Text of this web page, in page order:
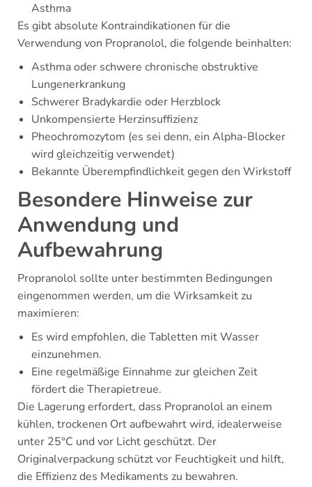
Asthma
Es gibt absolute Kontraindikationen für die
Verwendung von Propranolol, die folgende beinhalten:
Asthma oder schwere chronische obstruktive
Lungenerkrankung
Schwerer Bradykardie oder Herzblock
Unkompensierte Herzinsuffizienz
Pheochromozytom (es sei denn, ein Alpha-Blocker
wird gleichzeitig verwendet)
Bekannte Überempfindlichkeit gegen den Wirkstoff
Besondere Hinweise zur
Anwendung und
Aufbewahrung
Propranolol sollte unter bestimmten Bedingungen
eingenommen werden, um die Wirksamkeit zu
maximieren:
Es wird empfohlen, die Tabletten mit Wasser
einzunehmen.
Eine regelmäßige Einnahme zur gleichen Zeit
fördert die Therapietreue.
Die Lagerung erfordert, dass Propranolol an einem
kühlen, trockenen Ort aufbewahrt wird, idealerweise
unter 25°C und vor Licht geschützt. Der
Originalverpackung schützt vor Feuchtigkeit und hilft,
die Effizienz des Medikaments zu bewahren.